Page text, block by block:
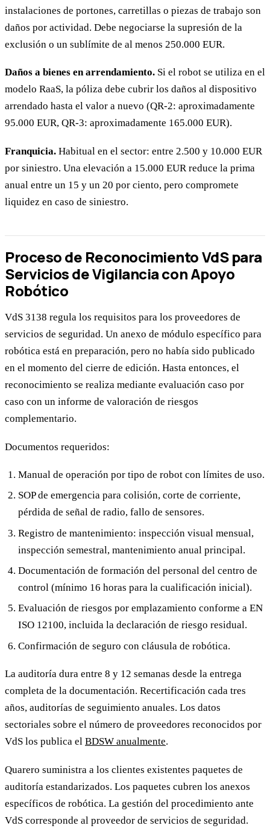
instalaciones de portones, carretillas o piezas de trabajo son
daños por actividad. Debe negociarse la supresión de la
exclusión o un sublímite de al menos 250.000 EUR.
Daños a bienes en arrendamiento. Si el robot se utiliza en el
modelo RaaS, la póliza debe cubrir los daños al dispositivo
arrendado hasta el valor a nuevo (QR-2: aproximadamente
95.000 EUR, QR-3: aproximadamente 165.000 EUR).
Franquicia. Habitual en el sector: entre 2.500 y 10.000 EUR
por siniestro. Una elevación a 15.000 EUR reduce la prima
anual entre un 15 y un 20 por ciento, pero compromete
liquidez en caso de siniestro.
Proceso de Reconocimiento VdS para
Servicios de Vigilancia con Apoyo
Robótico
VdS 3138 regula los requisitos para los proveedores de
servicios de seguridad. Un anexo de módulo específico para
robótica está en preparación, pero no había sido publicado
en el momento del cierre de edición. Hasta entonces, el
reconocimiento se realiza mediante evaluación caso por
caso con un informe de valoración de riesgos
complementario.
Documentos requeridos:
Manual de operación por tipo de robot con límites de uso.
SOP de emergencia para colisión, corte de corriente,
pérdida de señal de radio, fallo de sensores.
Registro de mantenimiento: inspección visual mensual,
inspección semestral, mantenimiento anual principal.
Documentación de formación del personal del centro de
control (mínimo 16 horas para la cualificación inicial).
Evaluación de riesgos por emplazamiento conforme a EN
ISO 12100, incluida la declaración de riesgo residual.
Confirmación de seguro con cláusula de robótica.
La auditoría dura entre 8 y 12 semanas desde la entrega
completa de la documentación. Recertificación cada tres
años, auditorías de seguimiento anuales. Los datos
sectoriales sobre el número de proveedores reconocidos por
VdS los publica el BDSW anualmente.
Quarero suministra a los clientes existentes paquetes de
auditoría estandarizados. Los paquetes cubren los anexos
específicos de robótica. La gestión del procedimiento ante
VdS corresponde al proveedor de servicios de seguridad.